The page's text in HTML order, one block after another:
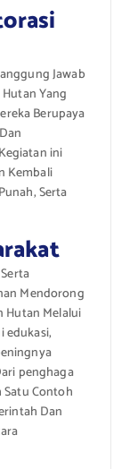
Jawab
Yang
Berupaya
ini
Kembali
Serta
Mendorong
Hutan Melalui
edukasi,
penghaga
Satu Contoh
Dan